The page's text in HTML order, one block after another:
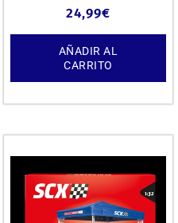
24,99€
AÑADIR AL
CARRITO